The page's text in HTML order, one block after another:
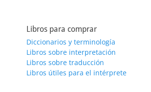
Libros para comprar
Diccionarios y terminología
Libros sobre interpretación
Libros sobre traducción
Libros útiles para el intérprete